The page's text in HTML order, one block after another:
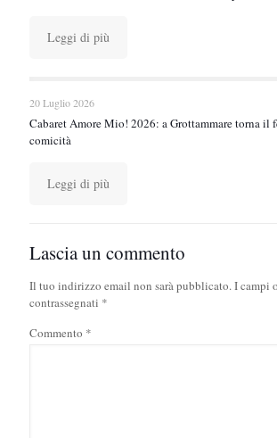
Leggi di più
20 Luglio 2026
Cabaret Amore Mio! 2026: a Grottammare torna il
comicità
Leggi di più
Lascia un commento
Il tuo indirizzo email non sarà pubblicato.I campi
contrassegnati *
Commento *